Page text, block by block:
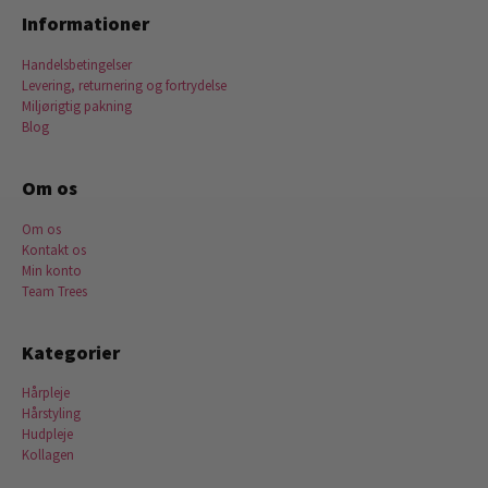
Informationer
Handelsbetingelser
Levering, returnering og fortrydelse
Miljørigtig pakning
Blog
Om os
Om os
Kontakt os
Min konto
Team Trees
Kategorier
Hårpleje
Hårstyling
Hudpleje
Kollagen